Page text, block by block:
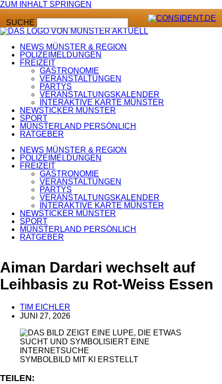
ZUM INHALT SPRINGEN
SUCHE
NEWS MÜNSTER & REGION
POLIZEIMELDUNGEN
FREIZEIT
GASTRONOMIE
VERANSTALTUNGEN
PARTYS
VERANSTALTUNGSKALENDER
INTERAKTIVE KARTE MÜNSTER
NEWSTICKER MÜNSTER
SPORT
MÜNSTERLAND PERSÖNLICH
RATGEBER
NEWS MÜNSTER & REGION
POLIZEIMELDUNGEN
FREIZEIT
GASTRONOMIE
VERANSTALTUNGEN
PARTYS
VERANSTALTUNGSKALENDER
INTERAKTIVE KARTE MÜNSTER
NEWSTICKER MÜNSTER
SPORT
MÜNSTERLAND PERSÖNLICH
RATGEBER
ANZEIGE
Aiman Dardari wechselt auf
Leihbasis zu Rot-Weiss Essen
TIM EICHLER
JUNI 27, 2026
SYMBOLBILD MIT KI ERSTELLT
TEILEN: